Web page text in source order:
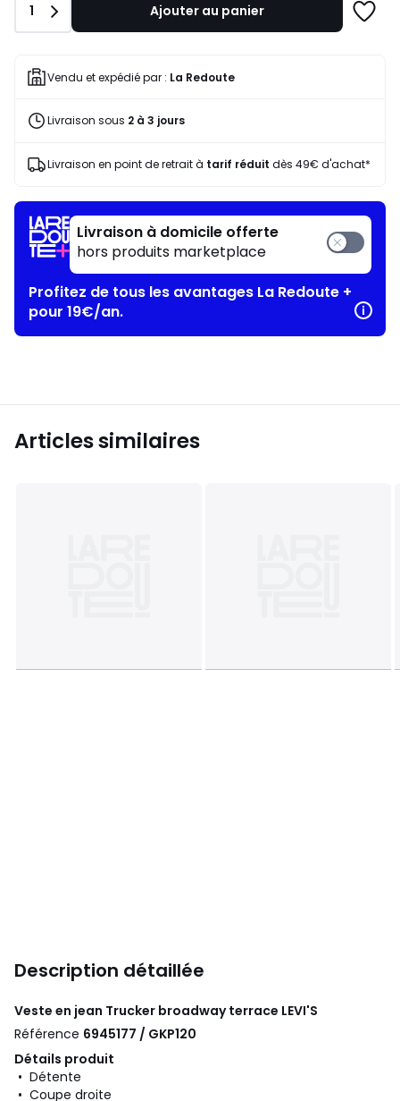
programme
pour
64,50
Quantité
1 Ajouter au panier
Vendu et expédié par : La Redoute
Livraison sous 2 à 3 jours
Livraison en point de retrait à tarif réduit dès 49€ d'achat*
Livraison à domicile offerte
hors produits marketplace
Profitez de tous les avantages La Redoute +
pour 19€/an.
Articles similaires
Description détaillée
Veste en jean Trucker broadway terrace LEVI'S
Référence 6945177 / GKP120
Détails produit
• Détente
• Coupe droite